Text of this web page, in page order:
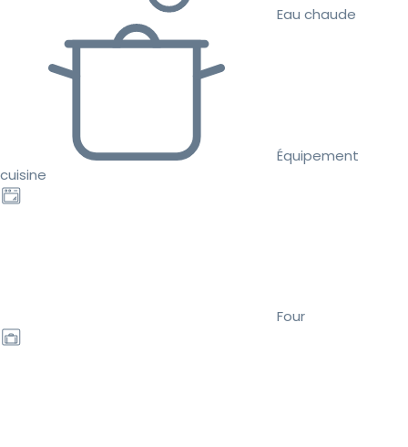
Eau chaude
Équipement
cuisine
Four